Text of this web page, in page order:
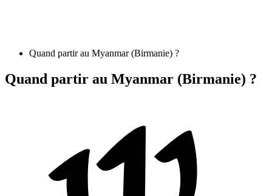
Quand partir au Myanmar (Birmanie) ?
Quand partir au Myanmar (Birmanie) ?